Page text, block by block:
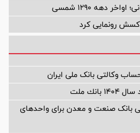
دهه ۱۲۹۰ شمسی
رونمایی کرد
وکالتی بانک ملی ایران
ملت
تومانی بانک صنعت و معدن برای واحد‌های